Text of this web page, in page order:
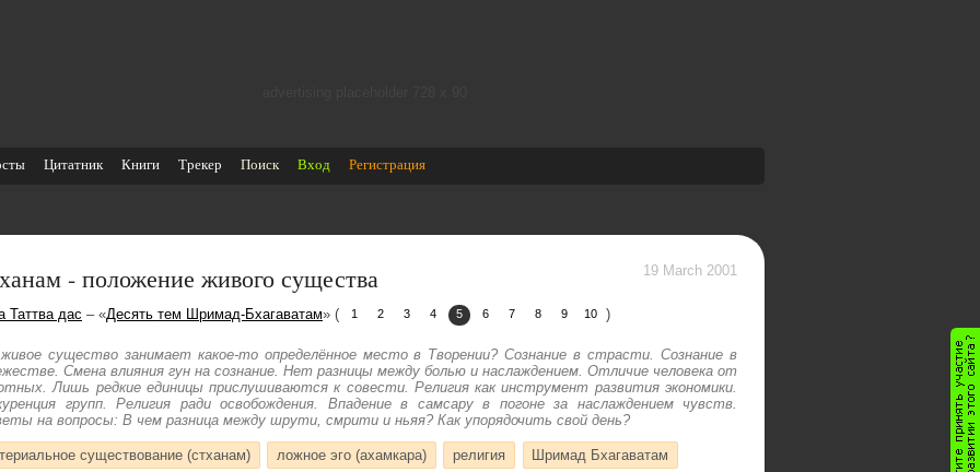
Цитатник Книги Трекер Поиск Вход Регистрация
- положение живого существа 19 March 2001
Таттва дас – «Десять тем Шримад-Бхагаватам» ( 1 2 3 4 5 6 7 8 9 10 )
существо занимает какое-то определённое место в Творении? Сознание в страсти. Сознание в
Смена влияния гун на сознание. Нет разницы между болью и наслаждением. Отличие человека от
Лишь редкие единицы прислушиваются к совести. Религия как инструмент развития экономики.
групп. Религия ради освобождения. Впадение в самсару в погоне за наслаждением чувств.
на вопросы: В чем разница между шрути, смрити и ньяя? Как упорядочить свой день?
существование (стханам) ложное эго (ахамкара) религия
Шримад Бхагаватам